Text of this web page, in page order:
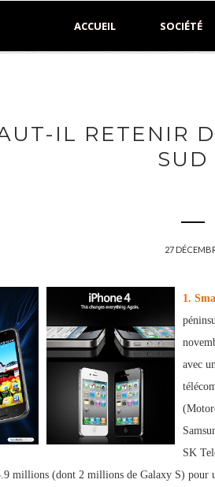
ACCUEIL SOCIÉTÉ
IL RETENIR
SUD
27
1.
avec
SK
millions (dont 2 millions de Galaxy S)